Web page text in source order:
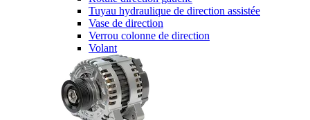
Tuyau hydraulique de direction assistée
Vase de direction
Verrou colonne de direction
Volant